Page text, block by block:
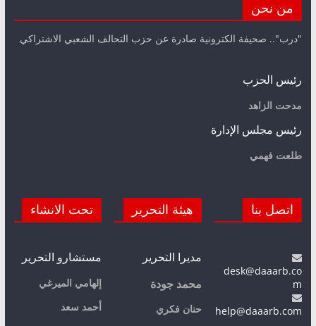
من نحن
"درب".. صحيفة الكترونية صادرة عن حزب التحالف الشعبي الاشتراكي
رئيس الحزب
مدحت الزاهد
رئيس مجلس الإدارة
طلعت فهمي
اتصل بنا
desk@daaarb.co
m
help@daaarb.com
هيئة التحرير
مديرا التحرير
محمد جودة
حنان فكري
تحت الانشاء
مستشارو التحرير
إلهامي الميرغي
أحمد سعد